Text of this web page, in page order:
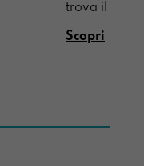
trova il
Scopri